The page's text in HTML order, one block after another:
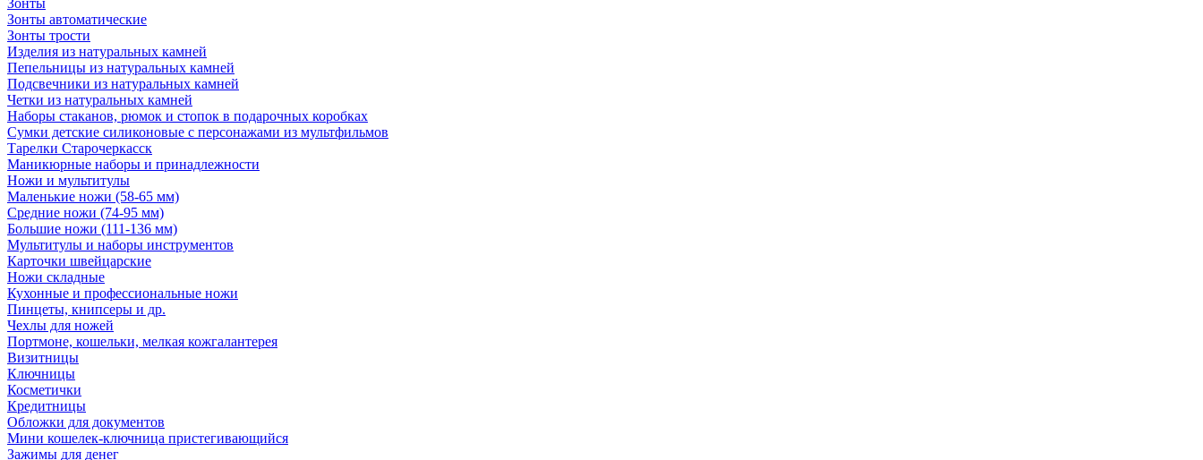
Зонты
Зонты автоматические
Зонты трости
Изделия из натуральных камней
Пепельницы из натуральных камней
Подсвечники из натуральных камней
Четки из натуральных камней
Наборы стаканов, рюмок и стопок в подарочных коробках
Сумки детские силиконовые с персонажами из мультфильмов
Тарелки Старочеркасск
Маникюрные наборы и принадлежности
Ножи и мультитулы
Маленькие ножи (58-65 мм)
Средние ножи (74-95 мм)
Большие ножи (111-136 мм)
Мультитулы и наборы инструментов
Карточки швейцарские
Ножи складные
Кухонные и профессиональные ножи
Пинцеты, книпсеры и др.
Чехлы для ножей
Портмоне, кошельки, мелкая кожгалантерея
Визитницы
Ключницы
Косметички
Кредитницы
Обложки для документов
Мини кошелек-ключница пристегивающийся
Зажимы для денег